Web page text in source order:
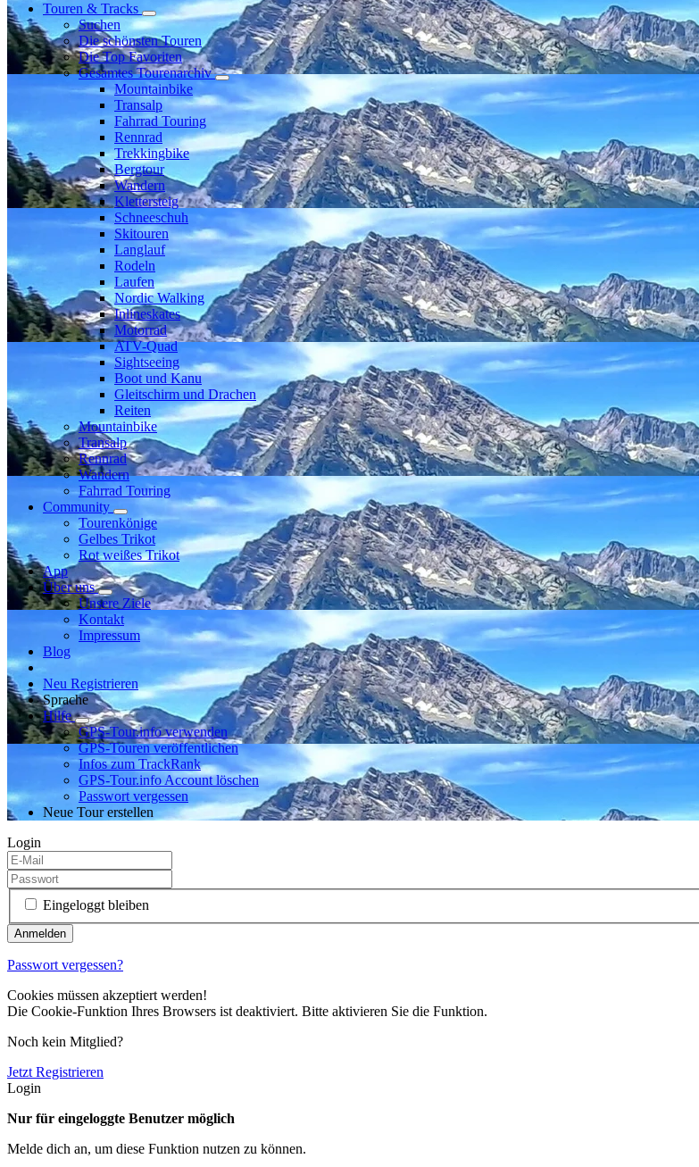
Touren & Tracks
Suchen
Die schönsten Touren
Die Top Favoriten
Gesamtes Tourenarchiv
Mountainbike
Transalp
Fahrrad Touring
Rennrad
Trekkingbike
Bergtour
Wandern
Klettersteig
Schneeschuh
Skitouren
Langlauf
Rodeln
Laufen
Nordic Walking
Inlineskates
Motorrad
ATV-Quad
Sightseeing
Boot und Kanu
Gleitschirm und Drachen
Reiten
Mountainbike
Transalp
Rennrad
Wandern
Fahrrad Touring
Community
Tourenkönige
Gelbes Trikot
Rot weißes Trikot
App
Über uns
Unsere Ziele
Kontakt
Impressum
Blog
Neu Registrieren
Sprache
Hilfe
GPS-Tour.info verwenden
GPS-Touren veröffentlichen
Infos zum TrackRank
GPS-Tour.info Account löschen
Passwort vergessen
Neue Tour erstellen
Login
Eingeloggt bleiben
Passwort vergessen?
Cookies müssen akzeptiert werden!
Die Cookie-Funktion Ihres Browsers ist deaktiviert. Bitte aktivieren Sie die Funktion.
Noch kein Mitglied?
Jetzt Registrieren
Login
Nur für eingeloggte Benutzer möglich
Melde dich an, um diese Funktion nutzen zu können.